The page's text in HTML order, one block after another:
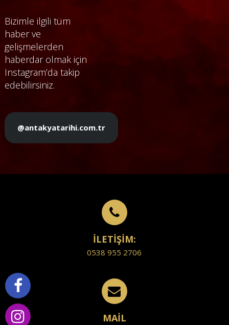
Bizimle ilgili tüm
haber ve
gelişmelerden
haberdar olmak için
Instagram’da takip
edebilirsiniz.
@antakyatarihi.com.tr
İLETİŞİM:
0538 955 2706
MAİL